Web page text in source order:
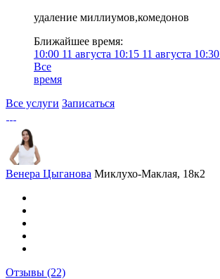
удаление миллиумов,комедонов
Ближайшее время:
10:00 11 августа 10:15 11 августа 10:30
Все
время
Все услуги Записаться
Венера Цыганова Миклухо-Маклая, 18к2
Отзывы (22)